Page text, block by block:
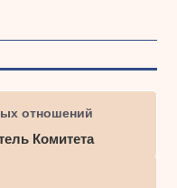
отношений
Комитета